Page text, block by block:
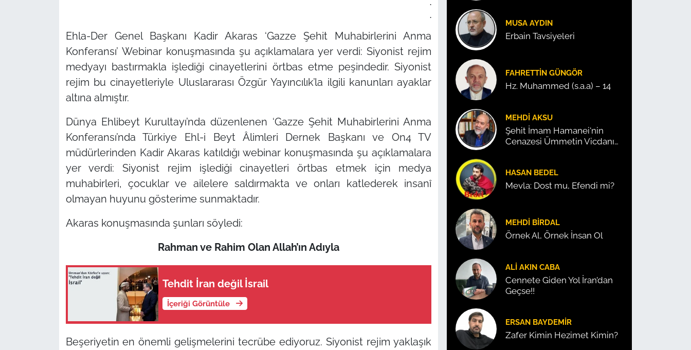
.
.
Ehla-Der Genel Başkanı Kadir Akaras ‘Gazze Şehit Muhabirlerini Anma
Konferansı’ Webinar konuşmasında şu açıklamalara yer verdi: Siyonist rejim
medyayı bastırmakla işlediği cinayetlerini örtbas etme peşindedir. Siyonist
rejim bu cinayetleriyle Uluslararası Özgür Yayıncılık’la ilgili kanunları ayaklar
altına almıştır.
Dünya Ehlibeyt Kurultayı’nda düzenlenen ‘Gazze Şehit Muhabirlerini Anma
Konferansı’nda Türkiye Ehl-i Beyt Âlimleri Dernek Başkanı ve On4 TV
müdürlerinden Kadir Akaras katıldığı webinar konuşmasında şu açıklamalara
yer verdi: Siyonist rejim işlediği cinayetleri örtbas etmek için medya
muhabirleri, çocuklar ve ailelere saldırmakta ve onları katlederek insanî
olmayan huyunu gösterime sunmaktadır.
Akaras konuşmasında şunları söyledi:
Rahman ve Rahim Olan Allah’ın Adıyla
Tehdit İran değil İsrail
İçeriği Görüntüle
Beşeriyetin en önemli gelişmelerini tecrübe ediyoruz. Siyonist rejim yaklaşık
MUSA AYDIN
Erbain Tavsiyeleri
FAHRETTIN GÜNGÖR
Hz. Muhammed (s.a.a) – 14
MEHDI AKSU
Şehit İmam Hamanei'nin
Cenazesi Ümmetin Vicdanını
HASAN BEDEL
Mevla: Dost mu, Efendi mi?
MEHDI BIRDAL
Örnek Al, Örnek İnsan Ol
ALI AKIN CABA
Cennete Giden Yol İran’dan
Geçse!!
ERSAN BAYDEMIR
Zafer Kimin Hezimet Kimin?